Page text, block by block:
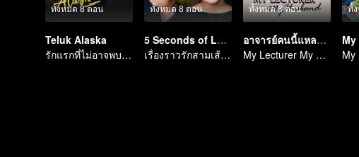
ทั้งหมด 8 ตอน
Teluk Alaska
รักแรกที่ไม่อาจพบเจอ
ทั้งหมด 8 ตอน
5 Seconds of Longing
เรื่องราวรักสามเส้าที่ซับซ้อน
ทั้งหมด 8 ตอน
อาจารย์คนนี้แหละสามีฉัน
My Lecturer My Husband
ทั้